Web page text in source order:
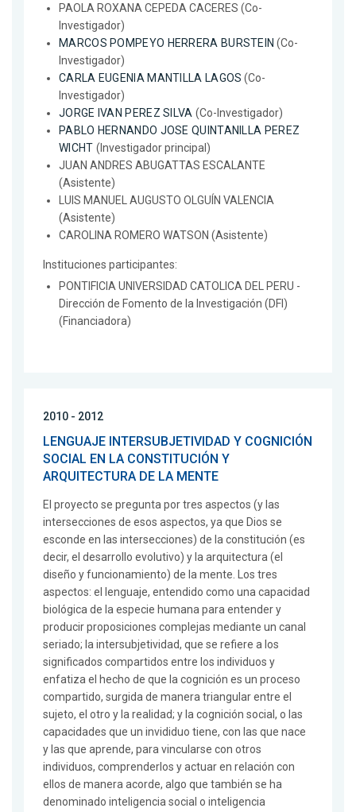
PAOLA ROXANA CEPEDA CACERES (Co-
Investigador)
MARCOS POMPEYO HERRERA BURSTEIN (Co-
Investigador)
CARLA EUGENIA MANTILLA LAGOS (Co-
Investigador)
JORGE IVAN PEREZ SILVA (Co-Investigador)
PABLO HERNANDO JOSE QUINTANILLA PEREZ
WICHT (Investigador principal)
JUAN ANDRES ABUGATTAS ESCALANTE
(Asistente)
LUIS MANUEL AUGUSTO OLGUÍN VALENCIA
(Asistente)
CAROLINA ROMERO WATSON (Asistente)
Instituciones participantes:
PONTIFICIA UNIVERSIDAD CATOLICA DEL PERU -
Dirección de Fomento de la Investigación (DFI)
(Financiadora)
2010 - 2012
LENGUAJE INTERSUBJETIVIDAD Y COGNICIÓN
SOCIAL EN LA CONSTITUCIÓN Y
ARQUITECTURA DE LA MENTE
El proyecto se pregunta por tres aspectos (y las
intersecciones de esos aspectos, ya que Dios se
esconde en las intersecciones) de la constitución (es
decir, el desarrollo evolutivo) y la arquitectura (el
diseño y funcionamiento) de la mente. Los tres
aspectos: el lenguaje, entendido como una capacidad
biológica de la especie humana para entender y
producir proposiciones complejas mediante un canal
seriado; la intersubjetividad, que se refiere a los
significados compartidos entre los individuos y
enfatiza el hecho de que la cognición es un proceso
compartido, surgida de manera triangular entre el
sujeto, el otro y la realidad; y la cognición social, o las
capacidades que un invididuo tiene, con las que nace
y las que aprende, para vincularse con otros
individuos, comprenderlos y actuar en relación con
ellos de manera acorde, algo que también se ha
denominado inteligencia social o inteligencia